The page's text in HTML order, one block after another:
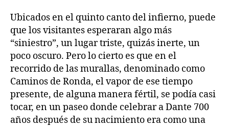
Ubicados en el quinto canto del infierno, puede
que los visitantes esperaran algo más
“siniestro”, un lugar triste, quizás inerte, un
poco oscuro. Pero lo cierto es que en el
recorrido de las murallas, denominado como
Caminos de Ronda, el vapor de ese tiempo
presente, de alguna manera fértil, se podía casi
tocar, en un paseo donde celebrar a Dante 700
años después de su nacimiento era como una